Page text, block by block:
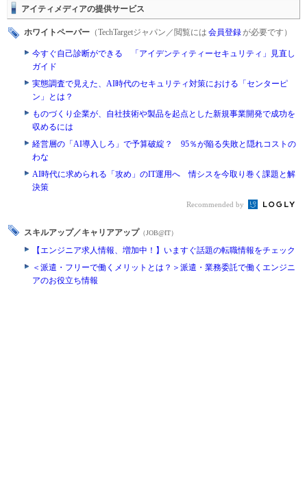
アイティメディアの提供サービス
ホワイトペーパー （TechTargetジャパン／閲覧には 会員登録が必要です）
今すぐ自己診断ができる 「アイデンティティーセキュリティ」見直し
ガイド
実態調査で見えた、AI時代のセキュリティ対策における「センターピ
ン」とは？
ものづくり企業が、自社技術や製品を起点とした新規事業開発で成功を
収めるには
経営層の「AI導入しろ」で予算破綻？ 95％が陥る失敗と隠れコストの
わな
AI時代に求められる「攻め」のIT運用へ 情シスを今取り巻く課題と解
決策
Recommended by
スキルアップ／キャリアアップ （JOB@IT）
【エンジニア求人情報、増加中！】いますぐ話題の転職情報をチェック
＜派遣・フリーで働くメリットとは？＞派遣・業務委託で働くエンジニ
アのお役立ち情報